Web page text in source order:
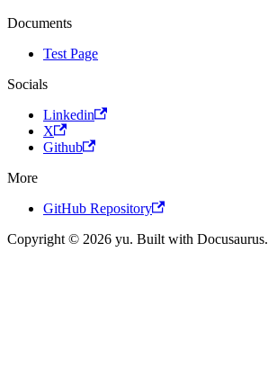
Documents
Test Page
Socials
Linkedin
X
Github
More
GitHub Repository
Copyright © 2026 yu. Built with Docusaurus.